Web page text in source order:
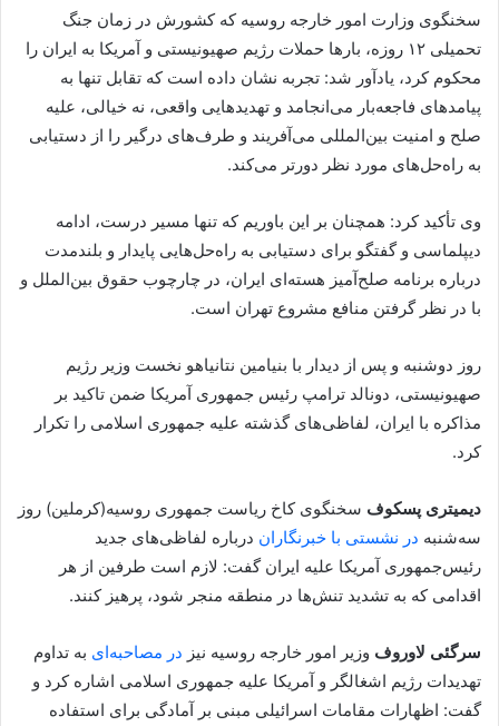
سخنگوی وزارت امور خارجه روسیه که کشورش در زمان جنگ
تحمیلی ۱۲ روزه، بارها حملات رژیم صهیونیستی و آمریکا به ایران را
محکوم کرد، یادآور شد: تجربه نشان داده است که تقابل تنها به
پیامدهای فاجعه‌بار می‌انجامد و تهدیدهایی واقعی، نه خیالی، علیه
صلح و امنیت بین‌المللی می‌آفریند و طرف‌های درگیر را از دستیابی
به راه‌حل‌های مورد نظر دورتر می‌کند.
وی تأکید کرد:‌ همچنان بر این باوریم که تنها مسیر درست، ادامه
دیپلماسی و گفتگو برای دستیابی به راه‌حل‌هایی پایدار و بلندمدت
درباره برنامه صلح‌آمیز هسته‌ای ایران، در چارچوب حقوق بین‌الملل و
با در نظر گرفتن منافع مشروع تهران است.
روز دوشنبه و پس از دیدار با بنیامین نتانیاهو نخست وزیر رژیم
صهیونیستی، دونالد ترامپ رئیس جمهوری آمریکا ضمن تاکید بر
مذاکره با ایران، لفاظی‌های گذشته علیه جمهوری اسلامی را تکرار
کرد.
دیمیتری پسکوف سخنگوی کاخ ریاست جمهوری روسیه(کرملین) روز
سه‌شنبه در نشستی با خبرنگاران درباره لفاظی‌های جدید
رئیس‌جمهوری آمریکا علیه ایران گفت: لازم است طرفین از هر
اقدامی که به تشدید تنش‌ها در منطقه منجر شود، پرهیز کنند.
سرگئی لاوروف وزیر امور خارجه روسیه نیز در مصاحبه‌ای به تداوم
تهدیدات رژیم اشغالگر و آمریکا علیه جمهوری اسلامی اشاره کرد و
گفت: اظهارات مقامات اسرائیلی مبنی بر آمادگی برای استفاده